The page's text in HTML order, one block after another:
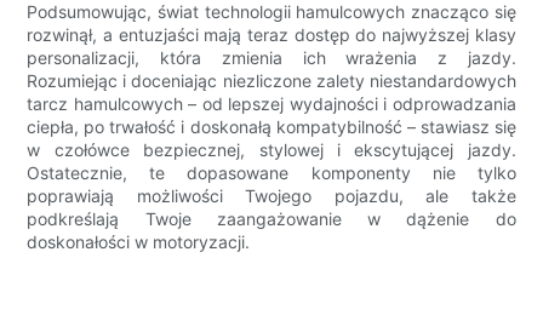
Podsumowując, świat technologii hamulcowych znacząco się
rozwinął, a entuzjaści mają teraz dostęp do najwyższej klasy
personalizacji, która zmienia ich wrażenia z jazdy.
Rozumiejąc i doceniając niezliczone zalety niestandardowych
tarcz hamulcowych – od lepszej wydajności i odprowadzania
ciepła, po trwałość i doskonałą kompatybilność – stawiasz się
w czołówce bezpiecznej, stylowej i ekscytującej jazdy.
Ostatecznie, te dopasowane komponenty nie tylko
poprawiają możliwości Twojego pojazdu, ale także
podkreślają Twoje zaangażowanie w dążenie do
doskonałości w motoryzacji.